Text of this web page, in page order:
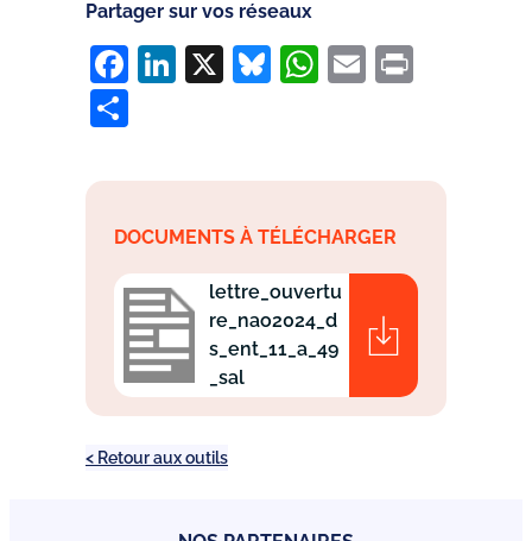
Partager sur vos réseaux
Facebook
LinkedIn
X Bluesky
WhatsApp
Email
DOCUMENTS À TÉLÉCHARGER
lettre_ouvertu
re_nao2024_d
s_ent_11_a_49
_sal
< Retour aux outils